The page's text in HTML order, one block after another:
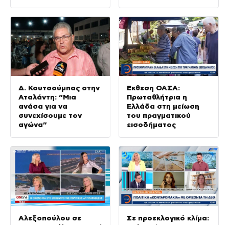
Δ. Κουτσούμπας στην
Αταλάντη: “Μια
ανάσα για να
συνεχίσουμε τον
αγώνα”
Έκθεση ΟΑΣΑ:
Πρωταθλήτρια η
Ελλάδα στη μείωση
του πραγματικού
εισοδήματος
Αλεξοπούλου σε
Σε προεκλογικό κλίμα: